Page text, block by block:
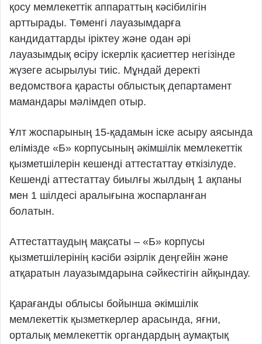
қосу мемлекеттік аппараттың кәсібилігін
арттырады. Төменгі лауазымдарға
кандидаттарды іріктеу және одан әрі
лауазымдық өсіру іскерлік қасиеттер негізінде
жүзеге асырылуы тиіс. Мұндай деректі
ведомствоға қарасты облыстық де­партамент
мамандары мәлімдеп отыр.
Ұлт жоспарының 15-қадамын іске асыру аясында
елімізде «Б» корпусының әкімшілік мемлекеттік
қызметшілерін кешенді аттестаттау өткізілуде.
Кешенді аттестаттау биылғы жылдың 1 ақпаны
мен 1 шілдесі аралығына жоспарланған
болатын.
Аттестаттаудың мақсаты – «Б» корпусы
қызметшілерінің кәсіби әзірлік деңгейін және
атқаратын лауазымдарына сәйкестігін айқындау.
Қарағанды облысы бойынша әкімшілік
мемлекеттік қызметкерлер арасында, яғни,
орталық мемлекеттік органдардың аумақтық